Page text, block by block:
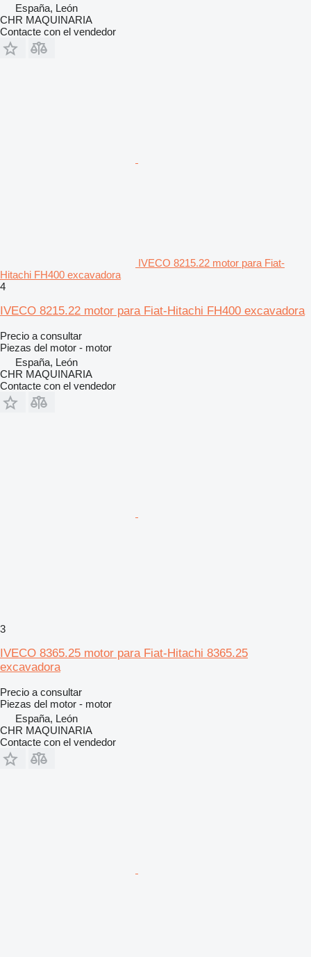
España, León
CHR MAQUINARIA
Contacte con el vendedor
IVECO 8215.22 motor para Fiat-
Hitachi FH400 excavadora
4
IVECO 8215.22 motor para Fiat-Hitachi FH400 excavadora
Precio a consultar
Piezas del motor - motor
España, León
CHR MAQUINARIA
Contacte con el vendedor
3
IVECO 8365.25 motor para Fiat-Hitachi 8365.25
excavadora
Precio a consultar
Piezas del motor - motor
España, León
CHR MAQUINARIA
Contacte con el vendedor